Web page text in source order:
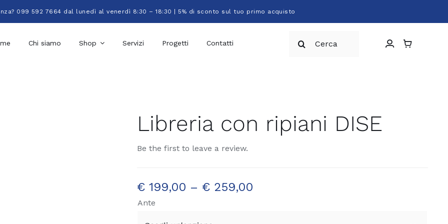
099 592 7664 dal lunedì al venerdì 8:30 – 18:30 | 5% di sconto sul tuo primo acquisto
Chi siamo Shop Servizi Progetti Contatti
Libreria con ripiani DISE
Be the first to leave a review.
€ 199,00 – € 259,00
Ante